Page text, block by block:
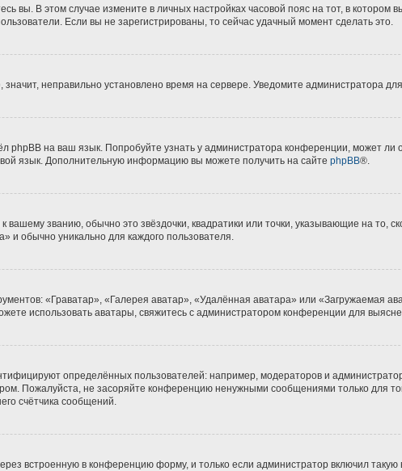
вы. В этом случае измените в личных настройках часовой пояс на тот, в котором
Если вы не зарегистрированы, то сейчас удачный момент сделать это.
неправильно установлено время на сервере. Уведомите администратора
на ваш язык. Попробуйте узнать у администратора конференции, может ли
язык. Дополнительную информацию вы можете получить на сайте phpBB®.
званию, обычно это звёздочки, квадратики или точки, указывающие на то,
и обычно уникально для каждого пользователя.
«Граватар», «Галерея аватар», «Удалённая аватара» или «Загружаемая
использовать аватары, свяжитесь с администратором конференции для
определённых пользователей: например, модераторов и
Пожалуйста, не засоряйте конференцию ненужными сообщениями только для
счётчика сообщений.
встроенную в конференцию форму, и только если администратор включил